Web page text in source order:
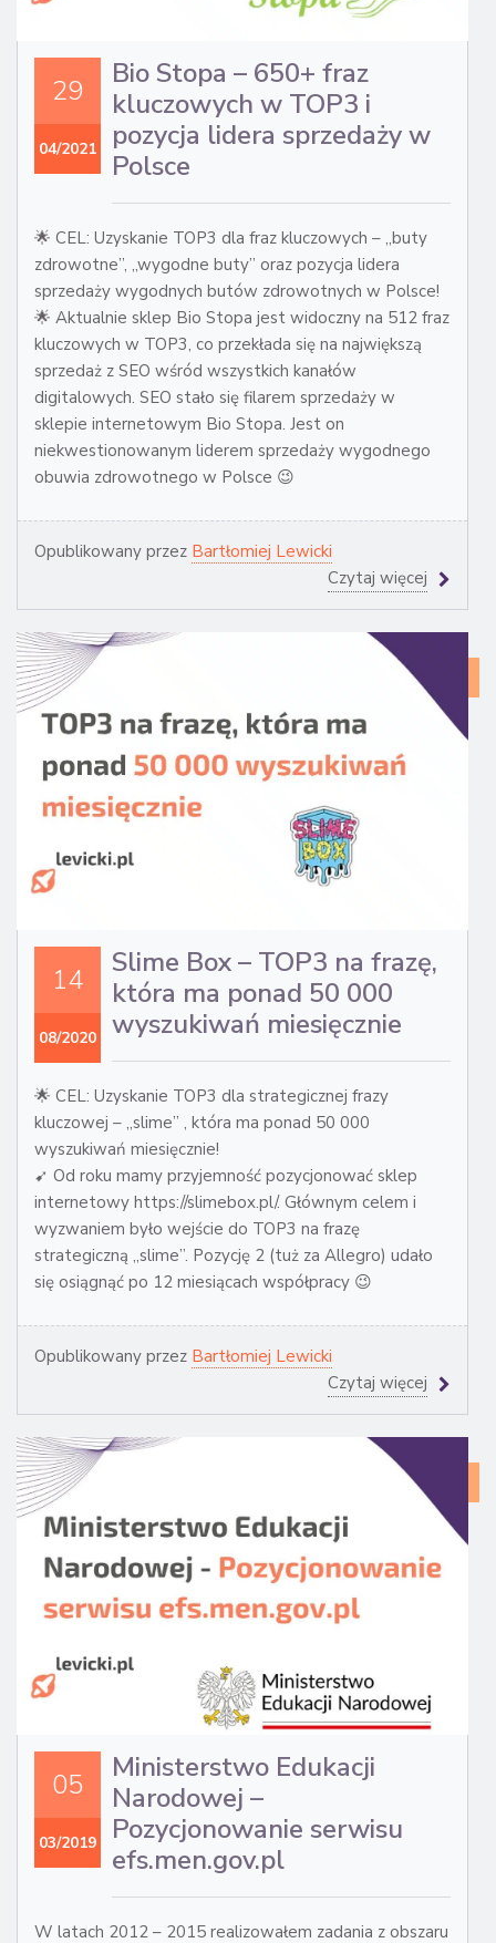
29
04/2021
Bio Stopa – 650+ fraz
kluczowych w TOP3 i
pozycja lidera sprzedaży w
Polsce
🌟 CEL: Uzyskanie TOP3 dla fraz kluczowych – „buty
zdrowotne”, „wygodne buty” oraz pozycja lidera
sprzedaży wygodnych butów zdrowotnych w Polsce!
🌟 Aktualnie sklep Bio Stopa jest widoczny na 512 fraz
kluczowych w TOP3, co przekłada się na największą
sprzedaż z SEO wśród wszystkich kanałów
digitalowych. SEO stało się filarem sprzedaży w
sklepie internetowym Bio Stopa. Jest on
niekwestionowanym liderem sprzedaży wygodnego
obuwia zdrowotnego w Polsce 😉
Opublikowany przez Bartłomiej Lewicki
Czytaj więcej
14
08/2020
Slime Box – TOP3 na frazę,
która ma ponad 50 000
wyszukiwań miesięcznie
🌟 CEL: Uzyskanie TOP3 dla strategicznej frazy
kluczowej – „slime” , która ma ponad 50 000
wyszukiwań miesięcznie!
➹ Od roku mamy przyjemność pozycjonować sklep
internetowy https://slimebox.pl/. Głównym celem i
wyzwaniem było wejście do TOP3 na frazę
strategiczną „slime”. Pozycję 2 (tuż za Allegro) udało
się osiągnąć po 12 miesiącach współpracy 😉
Opublikowany przez Bartłomiej Lewicki
Czytaj więcej
05
03/2019
Ministerstwo Edukacji
Narodowej –
Pozycjonowanie serwisu
efs.men.gov.pl
W latach 2012 – 2015 realizowałem zadania z obszaru